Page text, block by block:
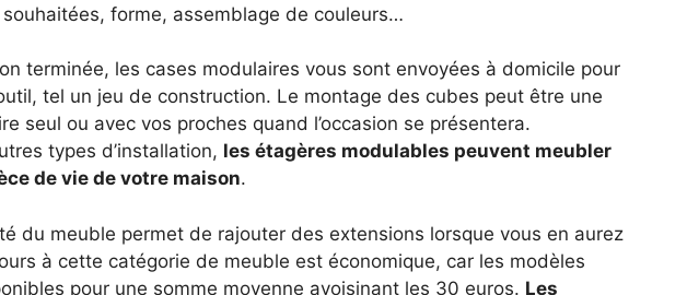
forme, assemblage de couleurs…
terminée, les cases modulaires vous sont envoyées à domicile pour
tel un jeu de construction. Le montage des cubes peut être une
seul ou avec vos proches quand l’occasion se présentera.
types d’installation, les étagères modulables peuvent meubler
de vie de votre maison.
du meuble permet de rajouter des extensions lorsque vous en aurez
à cette catégorie de meuble est économique, car les modèles
pour une somme moyenne avoisinant les 30 euros. Les